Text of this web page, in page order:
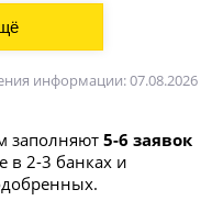
информации: 07.08.2026
заполняют5-6 заявок
в 2-3 банках и